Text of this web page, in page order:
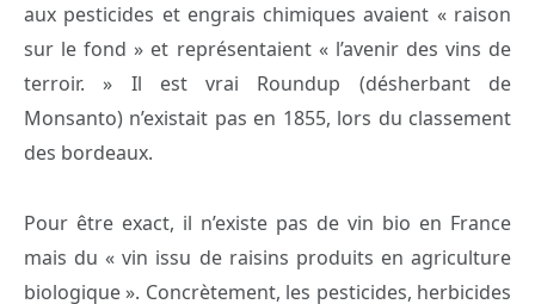
aux pesticides et engrais chimiques avaient « raison
sur le fond » et représentaient « l’avenir des vins de
terroir. » Il est vrai Roundup (désherbant de
Monsanto) n’existait pas en 1855, lors du classement
des bordeaux.
Pour être exact, il n’existe pas de vin bio en France
mais du « vin issu de raisins produits en agriculture
biologique ». Concrètement, les pesticides, herbicides